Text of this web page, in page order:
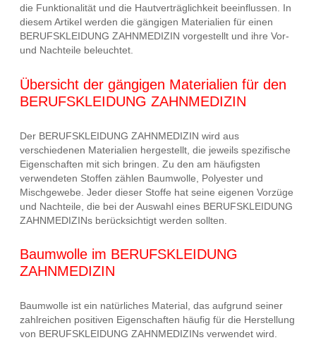
die Funktionalität und die Hautverträglichkeit beeinflussen. In
diesem Artikel werden die gängigen Materialien für einen
BERUFSKLEIDUNG ZAHNMEDIZIN vorgestellt und ihre Vor-
und Nachteile beleuchtet.
Übersicht der gängigen Materialien für den
BERUFSKLEIDUNG ZAHNMEDIZIN
Der BERUFSKLEIDUNG ZAHNMEDIZIN wird aus
verschiedenen Materialien hergestellt, die jeweils spezifische
Eigenschaften mit sich bringen. Zu den am häufigsten
verwendeten Stoffen zählen Baumwolle, Polyester und
Mischgewebe. Jeder dieser Stoffe hat seine eigenen Vorzüge
und Nachteile, die bei der Auswahl eines BERUFSKLEIDUNG
ZAHNMEDIZINs berücksichtigt werden sollten.
Baumwolle im BERUFSKLEIDUNG
ZAHNMEDIZIN
Baumwolle ist ein natürliches Material, das aufgrund seiner
zahlreichen positiven Eigenschaften häufig für die Herstellung
von BERUFSKLEIDUNG ZAHNMEDIZINs verwendet wird.